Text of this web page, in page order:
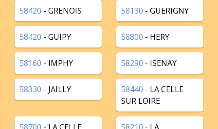
58420 - GRENOIS 58130 - GUERIGNY
58420 - GUIPY 58800 - HERY
58160 - IMPHY 58290 - ISENAY
58330 - JAILLY 58440 - LA CELLE
SUR LOIRE